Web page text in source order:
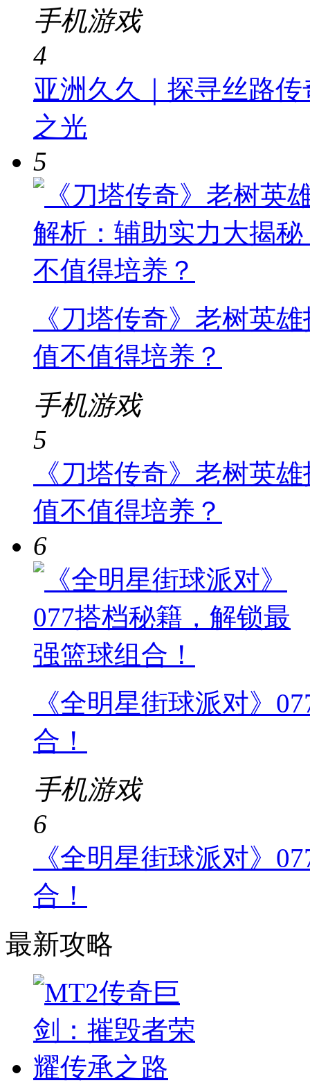
手机游戏
4
亚洲久久｜探寻丝路
之光
5
《刀塔传奇》老树英
值不值得培养？
手机游戏
5
《刀塔传奇》老树英
值不值得培养？
6
《全明星街球派对》
合！
手机游戏
6
《全明星街球派对》
合！
最新攻略